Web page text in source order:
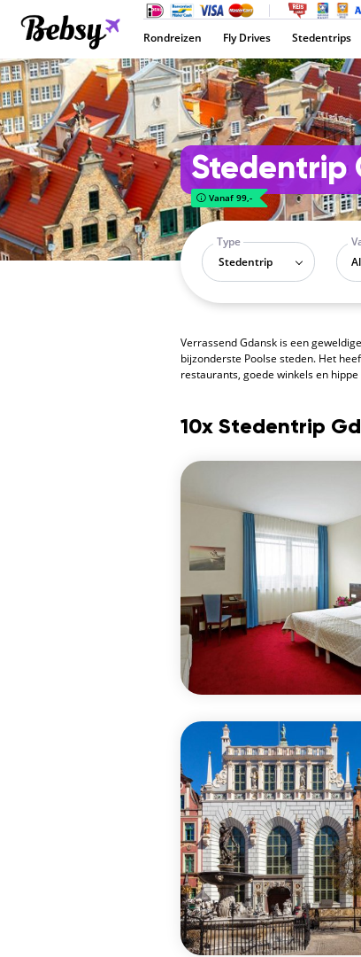
Rondreizen Fly Drives Stedentrips
Stedentrip
Vanaf 99,-
Type
Stedentrip
Verrassend Gdansk is een
bijzonderste Poolse steden. Het
restaurants, goede winkels en
10x Stedentrip